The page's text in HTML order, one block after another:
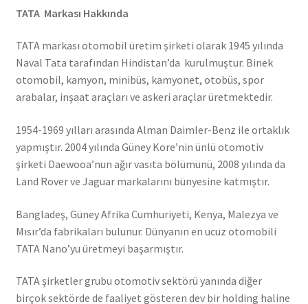
TATA Markası Hakkında
TATA markası otomobil üretim şirketi olarak 1945 yılında
Naval Tata tarafından Hindistan’da kurulmuştur. Binek
otomobil, kamyon, minibüs, kamyonet, otobüs, spor
arabalar, inşaat araçları ve askeri araçlar üretmektedir.
1954-1969 yılları arasında Alman Daimler-Benz ile ortaklık
yapmıştır. 2004 yılında Güney Kore’nin ünlü otomotiv
şirketi Daewooa’nun ağır vasıta bölümünü, 2008 yılında da
Land Rover ve Jaguar markalarını bünyesine katmıştır.
Bangladeş, Güney Afrika Cumhuriyeti, Kenya, Malezya ve
Mısır’da fabrikaları bulunur. Dünyanın en ucuz otomobili
TATA Nano’yu üretmeyi başarmıştır.
TATA şirketler grubu otomotiv sektörü yanında diğer
birçok sektörde de faaliyet gösteren dev bir holding haline